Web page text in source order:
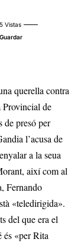
Vistas
querella contra
Provincial de
de presó per
l’acusa de
a la seua
així com al
Fernando
«teledirigida».
del que era el
és «per Rita